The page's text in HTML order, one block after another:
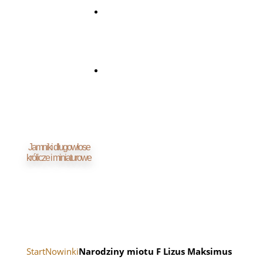
Jamniki długowłose
królicze i miniaturowe
StartNowinkiNarodziny miotu F Lizus Maksimus